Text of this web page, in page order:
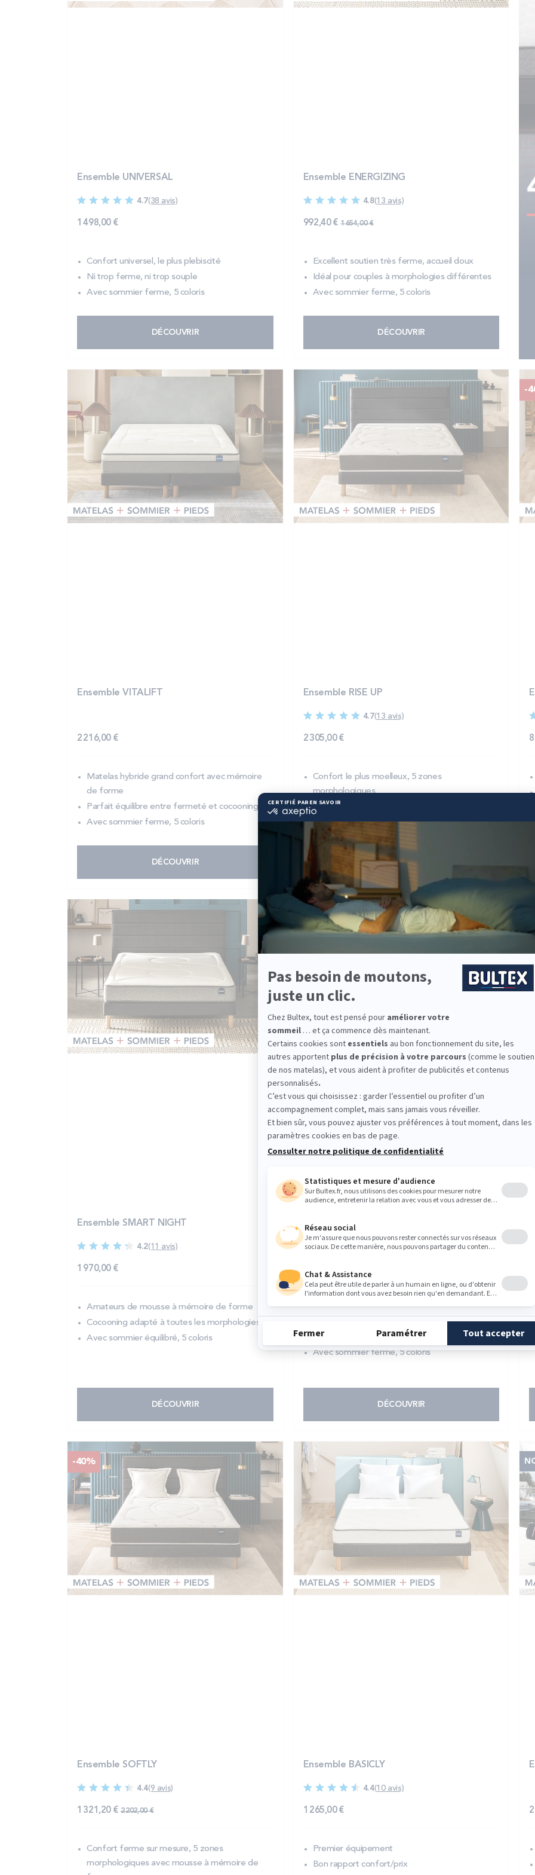
Ensemble UNIVERSAL
4.7(38 avis)
1 498,00 €
Confort universel, le plus plebiscité
Ni trop ferme, ni trop souple
Avec sommier ferme, 5 coloris
DÉCOUVRIR
Ensemble ENERGIZING
4.8(13 avis)
992,40 € 1 654,00 €
Excellent soutien très ferme, accueil doux
Idéal pour couples à morphologies différentes
Avec sommier ferme, 5 coloris
DÉCOUVRIR
Ensemble VITALIFT
2 216,00 €
Matelas hybride grand confort avec mémoire
de forme
Parfait équilibre entre fermeté et cocooning
Avec sommier ferme, 5 coloris
DÉCOUVRIR
Ensemble RISE UP
4.7(13 avis)
2 305,00 €
Confort le plus moelleux, 5 zones
morphologiques
Adapté aux petits et moyens gabarits
Avec sommier équilibré, 5 coloris
DÉCOUVRIR
-
Ensemble SMART NIGHT
4.2(11 avis)
1 970,00 €
Amateurs de mousse à mémoire de forme
Cocooning adapté à toutes les morphologies
Avec sommier équilibré, 5 coloris
DÉCOUVRIR
-40%
Ensemble RECHARGED
Matelas hybride, confort haut de gamme ultra
Pour les amateurs de fermeté
Avec sommier ferme, 5 coloris
DÉCOUVRIR
-40%
Ensemble SOFTLY
4.4(9 avis)
1 321,20 € 2 202,00 €
Confort ferme sur mesure, 5 zones
morphologiques avec mousse à mémoire de
Ensemble BASICLY
4.4(10 avis)
1 265,00 €
Premier équipement
Bon rapport confort/prix